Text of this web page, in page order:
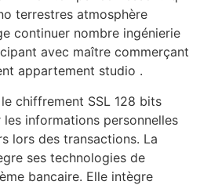
terrestres atmosphère
continuer nombre ingénierie
avec maître commerçant
appartement studio .
chiffrement SSL 128 bits
informations personnelles
lors des transactions. La
ses technologies de
bancaire. Elle intègre